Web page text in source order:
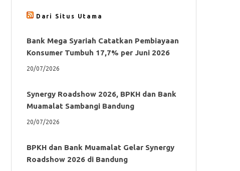
Dari Situs Utama
Bank Mega Syariah Catatkan Pembiayaan
Konsumer Tumbuh 17,7% per Juni 2026
20/07/2026
Synergy Roadshow 2026, BPKH dan Bank
Muamalat Sambangi Bandung
20/07/2026
BPKH dan Bank Muamalat Gelar Synergy
Roadshow 2026 di Bandung